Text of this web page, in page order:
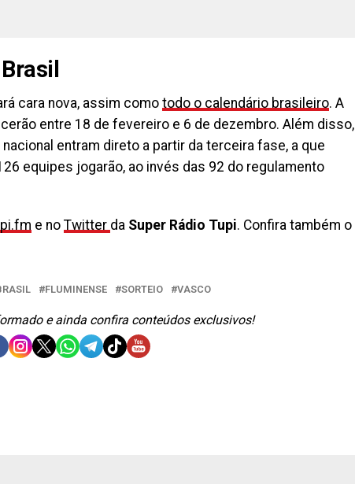
cara nova, assim como todo o calendário brasileiro. A
entre 18 de fevereiro e 6 de dezembro. Além disso,
entram direto a partir da terceira fase, a que
equipes jogarão, ao invés das 92 do regulamento
e no Twitter da Super Rádio Tupi. Confira também o
FLUMINENSE SORTEIO VASCO
e ainda confira conteúdos exclusivos!